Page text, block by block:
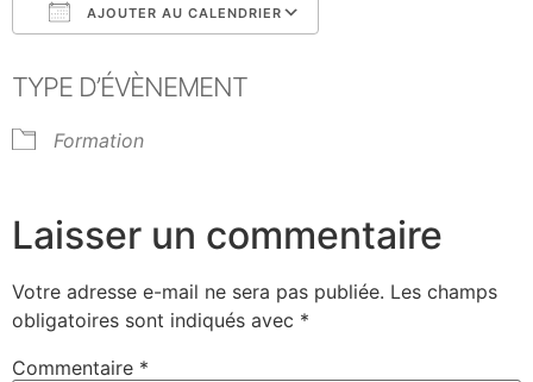
AJOUTER AU CALENDRIER
TYPE D’ÉVÈNEMENT
Formation
Laisser un commentaire
Votre adresse e-mail ne sera pas publiée. Les champs
obligatoires sont indiqués avec *
Commentaire *